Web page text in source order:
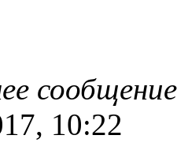
10:22